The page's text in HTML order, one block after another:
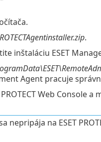
.
inštaláciu ESET
Agent pracuje
Web Console
na ESET